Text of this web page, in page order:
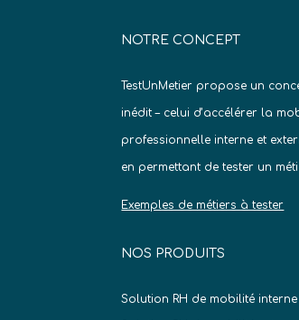
NOTRE CONCEPT
TestUnMetier propose un
inédit – celui d’accélérer la
professionnelle interne et
en permettant de tester un
Exemples de métiers à tester
NOS PRODUITS
Solution RH de mobilité interne